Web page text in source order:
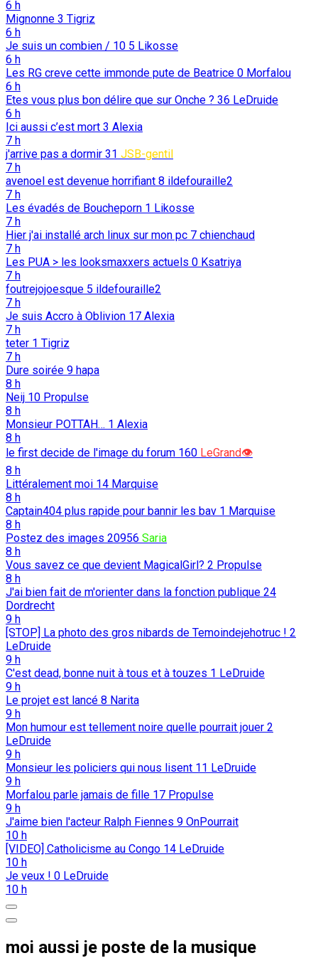
6 h
Mignonne 3 Tigriz
6 h
Je suis un combien / 10 5 Likosse
6 h
Les RG creve cette immonde pute de Beatrice 0 Morfalou
6 h
Etes vous plus bon délire que sur Onche ? 36 LeDruide
6 h
Ici aussi c’est mort 3 Alexia
7 h
j'arrive pas a dormir 31 JSB-gentil
7 h
avenoel est devenue horrifiant 8 ildefouraille2
7 h
Les évadés de Boucheporn 1 Likosse
7 h
Hier j'ai installé arch linux sur mon pc 7 chienchaud
7 h
Les PUA > les looksmaxxers actuels 0 Ksatriya
7 h
foutrejojoesque 5 ildefouraille2
7 h
Je suis Accro à Oblivion 17 Alexia
7 h
teter 1 Tigriz
7 h
Dure soirée 9 hapa
8 h
Neij 10 Propulse
8 h
Monsieur POTTAH… 1 Alexia
8 h
le first decide de l'image du forum 160 LeGrand👁️
8 h
Littéralement moi 14 Marquise
8 h
Captain404 plus rapide pour bannir les bav 1 Marquise
8 h
Postez des images 20956 Saria
8 h
Vous savez ce que devient MagicalGirl? 2 Propulse
8 h
J'ai bien fait de m'orienter dans la fonction publique 24
Dordrecht
9 h
[STOP] La photo des gros nibards de Temoindejehotruc ! 2
LeDruide
9 h
C'est dead, bonne nuit à tous et à touzes 1 LeDruide
9 h
Le projet est lancé 8 Narita
9 h
Mon humour est tellement noire quelle pourrait jouer 2
LeDruide
9 h
Monsieur les policiers qui nous lisent 11 LeDruide
9 h
Morfalou parle jamais de fille 17 Propulse
9 h
J'aime bien l'acteur Ralph Fiennes 9 OnPourrait
10 h
[VIDEO] Catholicisme au Congo 14 LeDruide
10 h
Je veux ! 0 LeDruide
10 h
moi aussi je poste de la musique